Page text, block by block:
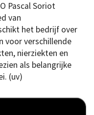
Pascal Soriot
van
het bedrijf over
voor verschillende
nierziekten en
als belangrijke
(uv)